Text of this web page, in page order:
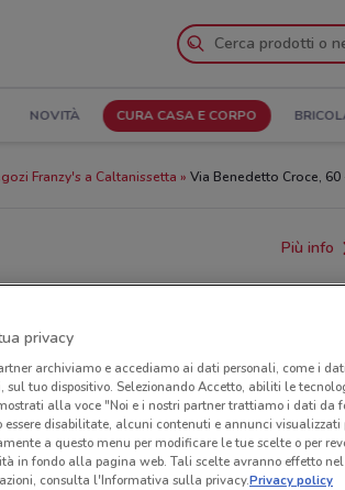
NOVITÀ CURA CASA E CORPO
Franzy's a Caltanissetta Via Benedetto Croce,
Più info
regionali o nazionali. Verifica l’accuratezza
privacy
archiviamo e accediamo ai dati personali, come i
sul tuo dispositivo. Selezionando Accetto, abiliti le
alla voce "Noi e i nostri partner trattiamo i dati da
essere disabilitate, alcuni contenuti e annunci visualizzati
a questo menu per modificare le tue scelte o per
in fondo alla pagina web. Tali scelte avranno effetto nel
consulta l'Informativa sulla privacy.Privacy policy